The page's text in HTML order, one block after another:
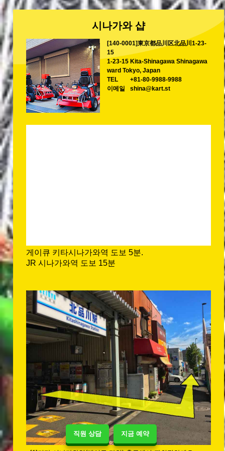
직원 상담 지금 예약
시나가와 샵
[140-0001]東京都品川区北品川1-23-
15
1-23-15 Kita-Shinagawa Shinagawa
ward Tokyo, Japan
TEL
+81-80-9988-9988
이메일
shina@kart.st
게이큐 키타시나가와역 도보 5분.
JR 시나가와역 도보 15분